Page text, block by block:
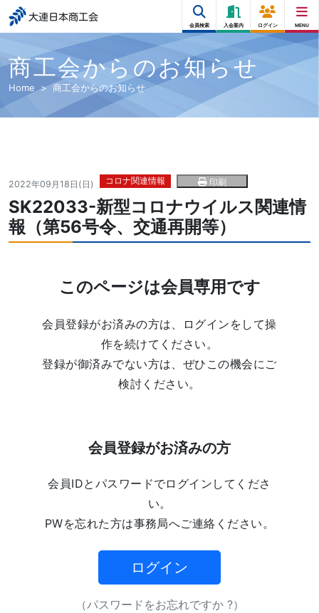
大連日本商工会
会員検索 入会案内 ログイン MENU
商工会からのお知らせ
Home 商工会からのお知らせ
2022年09月18日(日) コロナ関連情報 印刷
SK22033-新型コロナウイルス関連情
報（第56号令、交通再開等）
このページは会員専用です
会員登録がお済みの方は、ログインをして操
作を続けてください。
登録が御済みでない方は、ぜひこの機会にご
検討ください。
会員登録がお済みの方
会員IDとパスワードでログインしてくださ
い。
PWを忘れた方は事務局へご連絡ください。
ログイン
（パスワードをお忘れですか ?）